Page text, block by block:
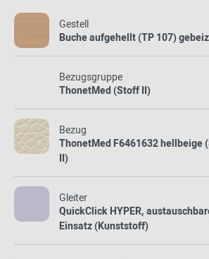
Gestell
Buche aufgehellt (TP 107)
Bezugsgruppe
ThonetMed (Stoff II)
Bezug
ThonetMed F6461632 hellbeige
II)
Gleiter
QuickClick HYPER,
Einsatz (Kunststoff)